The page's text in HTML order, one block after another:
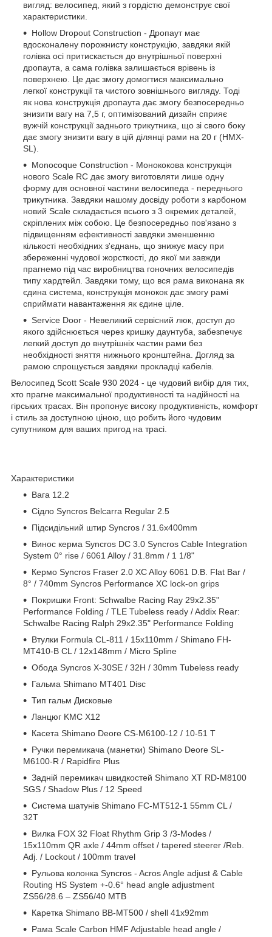
вигляд: велосипед, який з гордістю демонструє свої
характеристики.
Hollow Dropout Construction - Дропаут має
вдосконалену порожнисту конструкцію, завдяки якій
голівка осі притискається до внутрішньої поверхні
дропаута, а сама голівка залишається врівень із
поверхнею. Це дає змогу домогтися максимально
легкої конструкції та чистого зовнішнього вигляду. Тоді
як нова конструкція дропаута дає змогу безпосередньо
знизити вагу на 7,5 г, оптимізований дизайн сприяє
вужчій конструкції заднього трикутника, що зі свого боку
дає змогу знизити вагу в цій ділянці рами на 20 г (HMX-
SL).
Monocoque Construction - Монококова конструкція
нового Scale RC дає змогу виготовляти лише одну
форму для основної частини велосипеда - переднього
трикутника. Завдяки нашому досвіду роботи з карбоном
новий Scale складається всього з 3 окремих деталей,
скріплених між собою. Це безпосередньо пов'язано з
підвищенням ефективності завдяки зменшенню
кількості необхідних з'єднань, що знижує масу при
збереженні чудової жорсткості, до якої ми завжди
прагнемо під час виробництва гоночних велосипедів
типу хардтейл. Завдяки тому, що вся рама виконана як
єдина система, конструкція монокок дає змогу рамі
сприймати навантаження як єдине ціле.
Service Door - Невеликий сервісний люк, доступ до
якого здійснюється через кришку даунтуба, забезпечує
легкий доступ до внутрішніх частин рами без
необхідності зняття нижнього кронштейна. Догляд за
рамою спрощується завдяки прокладці кабелів.
Велосипед Scott Scale 930 2024 - це чудовий вибір для тих,
хто прагне максимальної продуктивності та надійності на
гірських трасах. Він пропонує високу продуктивність, комфорт
і стиль за доступною ціною, що робить його чудовим
супутником для ваших пригод на трасі.
Характеристики
Вага 12.2
Сідло Syncros Belcarra Regular 2.5
Підсидільний штир Syncros / 31.6x400mm
Винос керма Syncros DC 3.0 Syncros Cable Integration
System 0° rise / 6061 Alloy / 31.8mm / 1 1/8"
Кермо Syncros Fraser 2.0 XC Alloy 6061 D.B. Flat Bar /
8° / 740mm Syncros Performance XC lock-on grips
Покришки Front: Schwalbe Racing Ray 29x2.35"
Performance Folding / TLE Tubeless ready / Addix Rear:
Schwalbe Racing Ralph 29x2.35" Performance Folding
Втулки Formula CL-811 / 15x110mm / Shimano FH-
MT410-B CL / 12x148mm / Micro Spline
Обода Syncros X-30SE / 32H / 30mm Tubeless ready
Гальма Shimano MT401 Disc
Тип гальм Дисковые
Ланцюг KMC X12
Касета Shimano Deore CS-M6100-12 / 10-51 T
Ручки перемикача (манетки) Shimano Deore SL-
M6100-R / Rapidfire Plus
Задній перемикач швидкостей Shimano XT RD-M8100
SGS / Shadow Plus / 12 Speed
Система шатунів Shimano FC-MT512-1 55mm CL /
32T
Вилка FOX 32 Float Rhythm Grip 3 /3-Modes /
15x110mm QR axle / 44mm offset / tapered steerer /Reb.
Adj. / Lockout / 100mm travel
Рульова колонка Syncros - Acros Angle adjust & Cable
Routing HS System +-0.6° head angle adjustment
ZS56/28.6 – ZS56/40 MTB
Каретка Shimano BB-MT500 / shell 41x92mm
Рама Scale Carbon HMF Adjustable head angle /